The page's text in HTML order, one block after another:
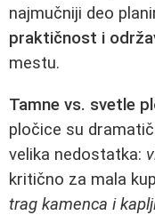
najmučniji deo
praktičnost i
mestu.
Tamne vs. svetle
pločice su
velika nedostatka:
kritično za mala
trag kamenca i